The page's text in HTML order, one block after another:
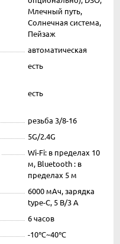
Млечный путь,
Солнечная система,
Пейзаж
автоматическая
есть
есть
резьба 3/8-16
5G/2.4G
Wi-Fi: в пределах 10
м, Bluetooth : в
пределах 5 м
6000 мАч, зарядка
type-C, 5 В/3 А
6 часов
-10℃~40℃